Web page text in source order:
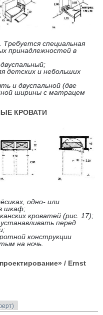
Требуется специальная
принадлежностей в
детских и небольших
и двуспальной (две
ширины с матрацем
КРОВАТИ
одно- или
шкаф;
кроватей (рис. 17);
перед
конструкции
на ночь.
/ Ernst